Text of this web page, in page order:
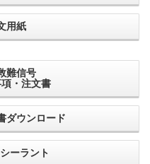
用紙
難信号
・注文書
ダウンロード
ーラント